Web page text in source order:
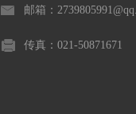
邮箱：
传真：021-50871671